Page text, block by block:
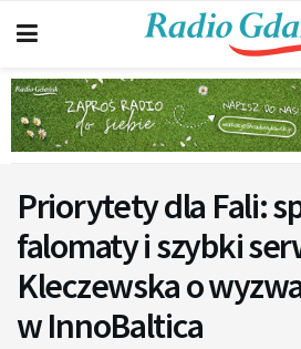
Priorytety dla Fali:
falomaty i szybki
Kleczewska o
w InnoBaltica